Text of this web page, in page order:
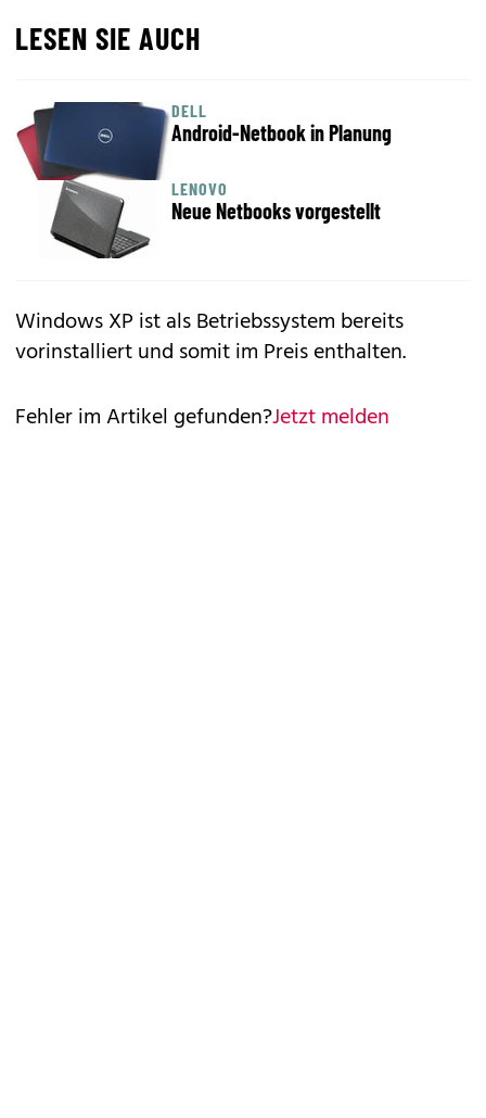
LESEN SIE AUCH
DELL
Android-Netbook in Planung
LENOVO
Neue Netbooks vorgestellt
Windows XP ist als Betriebssystem bereits
vorinstalliert und somit im Preis enthalten.
Fehler im Artikel gefunden?Jetzt melden